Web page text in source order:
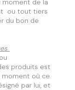
moment de la
ou tout tiers
du bon de
produits est
moment où ce
par lui, et